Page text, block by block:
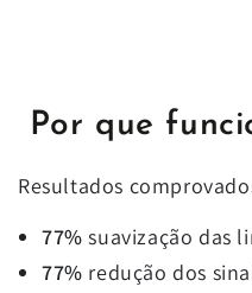
Por que
Resultados
77% suavização das
77% redução dos